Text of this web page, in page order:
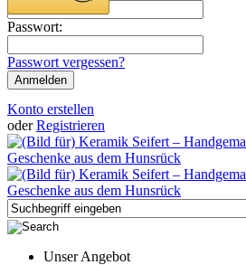
Passwort:
Passwort vergessen?
Konto erstellen
oder Registrieren
Unser Angebot